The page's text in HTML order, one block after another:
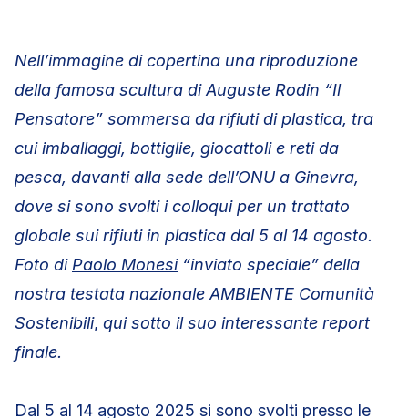
Nell’immagine di copertina una riproduzione
della famosa scultura di Auguste Rodin “Il
Pensatore” sommersa da rifiuti di plastica, tra
cui imballaggi, bottiglie, giocattoli e reti da
pesca, davanti alla sede dell’ONU a Ginevra,
dove si sono svolti i colloqui per un trattato
globale sui rifiuti in plastica dal 5 al 14 agosto.
Foto di Paolo Monesi“inviato speciale” della
nostra testata nazionale AMBIENTE Comunità
Sostenibili, qui sotto il suo interessante report
finale.
Dal 5 al 14 agosto 2025 si sono svolti presso le